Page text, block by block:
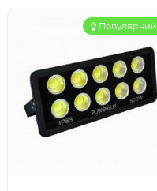
Популярний